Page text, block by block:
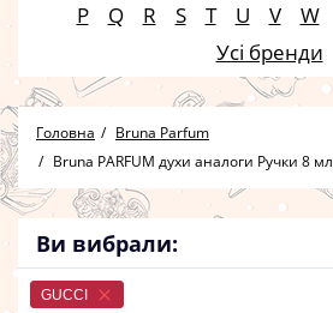
P
Q R S T U V W
Усі бренди
Головна
Bruna Parfum
Bruna PARFUM духи аналоги Ручки 8 мл
Ви вибрали:
GUCCI